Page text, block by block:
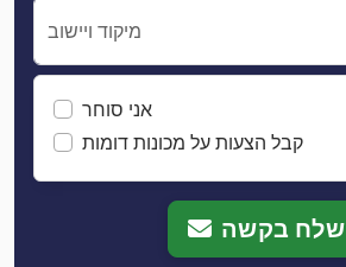
מיקוד ויישוב
אני סוחר
קבל הצעות על מכונות דומות
שלח בקשה